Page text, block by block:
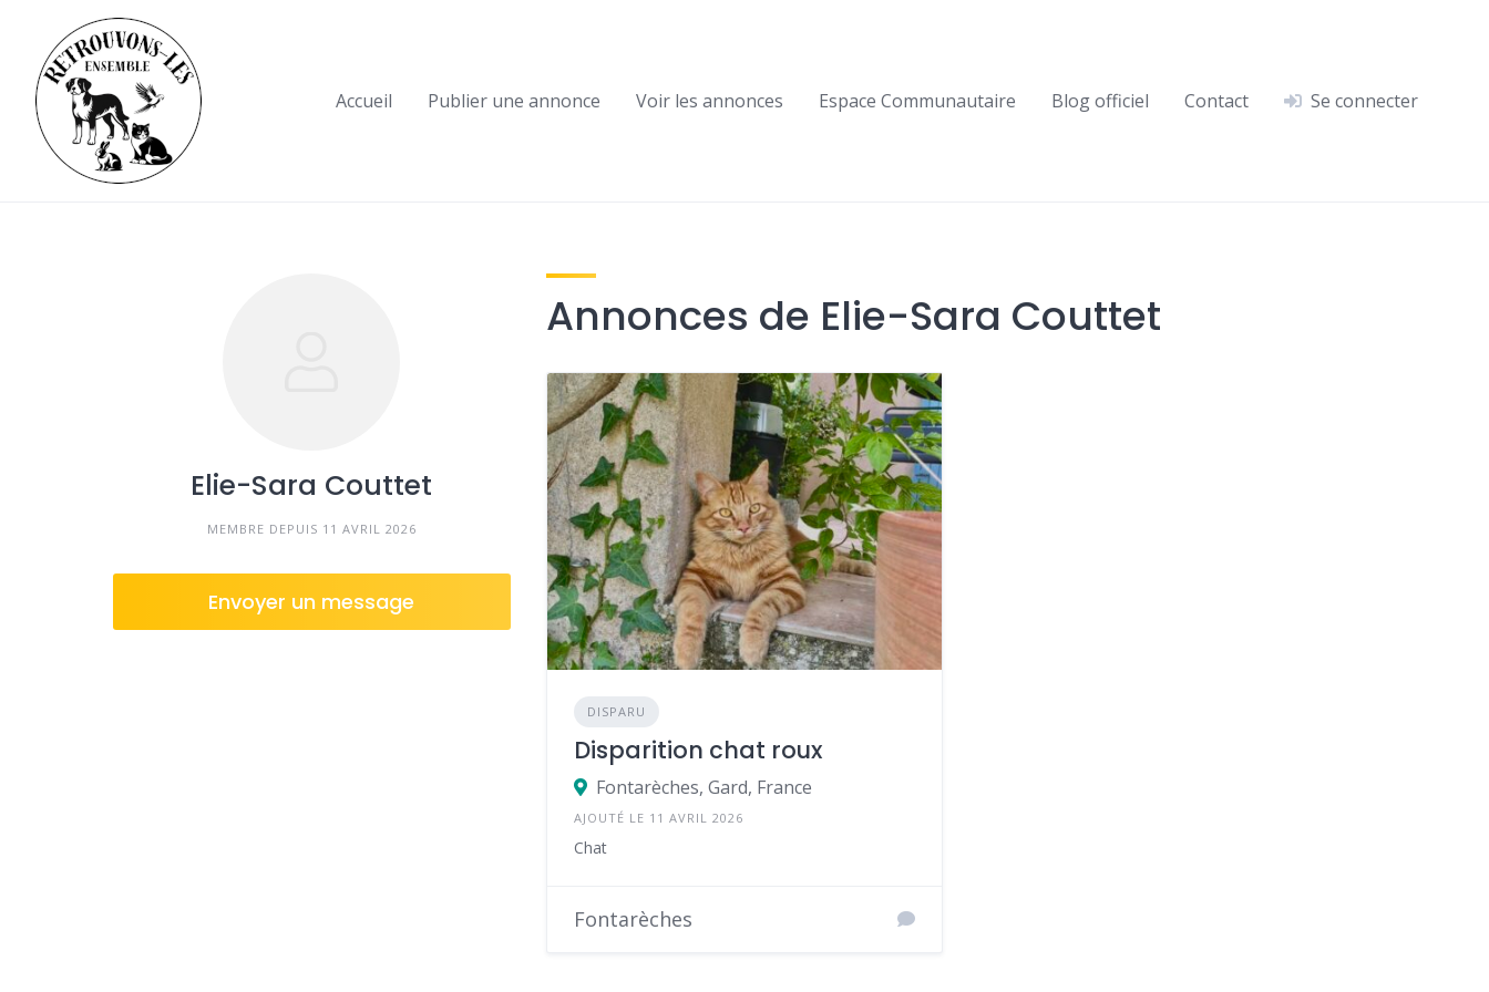
content
Accueil
Publier une annonce Voir les annonces Espace Communautaire Blog officiel Contact Se connecter
Elie-Sara Couttet
MEMBRE DEPUIS 11 AVRIL 2026
Envoyer un message
Annonces de Elie-Sara Couttet
DISPARU
Disparition chat roux
Fontarèches, Gard, France
AJOUTÉ LE 11 AVRIL 2026
Chat
Fontarèches